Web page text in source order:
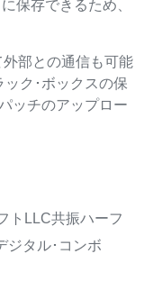
保存できるため、
部との通信も可能
ク･ボックスの保
ッチのアップロー
トLLC共振ハーフ
ジタル･コンボ